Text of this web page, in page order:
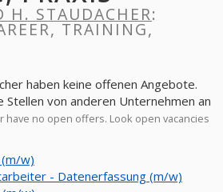
H. STAUDACHER:
TRAINING,
haben keine offenen Angebote.
Stellen von anderen Unternehmen an
have no open offers. Look open vacancies
w)
- Datenerfassung (m/w)